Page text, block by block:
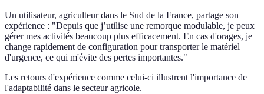
Un utilisateur, agriculteur dans le Sud de la France, partage son
expérience : "Depuis que j’utilise une remorque modulable, je peux
gérer mes activités beaucoup plus efficacement. En cas d'orages, je
change rapidement de configuration pour transporter le matériel
d'urgence, ce qui m'évite des pertes importantes."
Les retours d'expérience comme celui-ci illustrent l'importance de
l'adaptabilité dans le secteur agricole.